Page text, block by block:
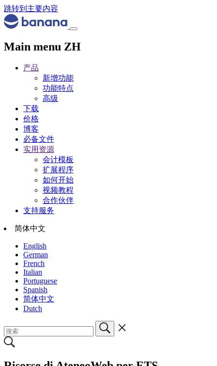
跳转到主要内容
Main menu ZH
产品
新增功能
功能特点
高级
下载
价格
博客
必备文件
实用资源
会计模板
扩展程序
如何开始
视频教程
合作伙伴
支持服务
简体中文
English
German
French
Italian
Portuguese
Spanish
简体中文
Dutch